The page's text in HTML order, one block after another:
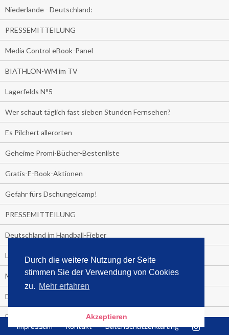
Durch die weitere Nutzung der Seite
stimmen Sie der Verwendung von Cookies
zu. Mehr erfahren
Akzeptieren
Niederlande - Deutschland:
PRESSEMITTEILUNG
Media Control eBook-Panel
BIATHLON-WM im TV
Lagerfelds N°5
Wer schaut täglich fast sieben Stunden Fernsehen?
Es Pilchert allerorten
Geheime Promi-Bücher-Bestenliste
Gratis-E-Book-Aktionen
Gefahr fürs Dschungelcamp!
PRESSEMITTEILUNG
Deutschland im Handball-Fieber
Libri und Media Control verlängern Vertrag langfristig
Medienquiz:
Deutschlands Jahrescharts 2018
Die TV-Quotenkönige 2018
Impressum Kontakt Datenschutzerklärung